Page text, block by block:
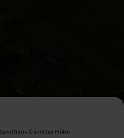
Landhaus Camillas Höhe